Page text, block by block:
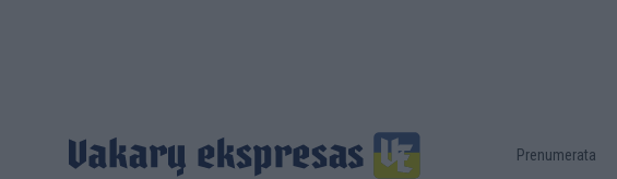
Desktop
Prenumerata